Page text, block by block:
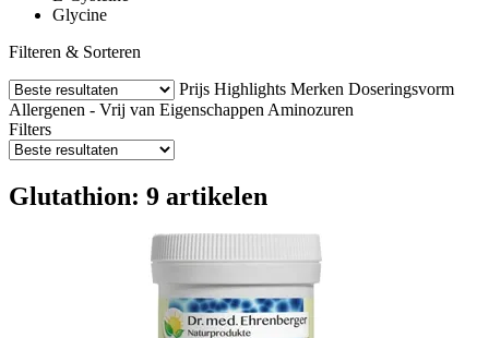
Glycine
Filteren & Sorteren
Prijs Highlights Merken Doseringsvorm
Allergenen - Vrij van Eigenschappen Aminozuren
Filters
Glutathion: 9 artikelen